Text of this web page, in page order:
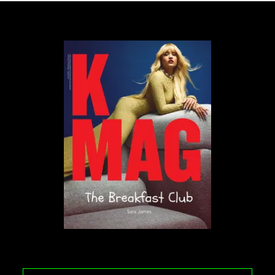
Francis Bacon „Three Studies for Figures at the Base of a Crucifixion
W tym sensie gnieźnieńska wystawa i malarstwo
Bacona dotykają podobnego problemu, a
mianowicie – co dzieje się z religijnym symbolem,
gdy trafia do nowego języka epoki. Różnica polega